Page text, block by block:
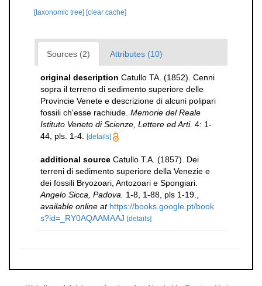
[taxonomic tree] [clear cache]
Sources (2) Attributes (10)
original description Catullo TA. (1852). Cenni
sopra il terreno di sedimento superiore delle
Provincie Venete e descrizione di alcuni polipari
fossili ch'esse rachiude. Memorie del Reale
Istituto Veneto di Scienze, Lettere ed Arti. 4: 1-
44, pls. 1-4.
[details]
additional source Catullo T.A. (1857). Dei
terreni di sedimento superiore della Venezie e
dei fossili Bryozoari, Antozoari e Spongiari.
Angelo Sicca, Padova.
1-8, 1-88, pls 1-19.
available online at https://books.google.pt/book
s?id=_RY0AQAAMAAJ [details]